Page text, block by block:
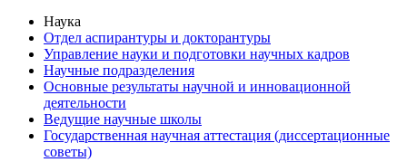
Наука
Отдел аспирантуры и докторантуры
Управление науки и подготовки научных кадров
Научные подразделения
Основные результаты научной и инновационной
деятельности
Ведущие научные школы
Государственная научная аттестация (диссертационные
советы)